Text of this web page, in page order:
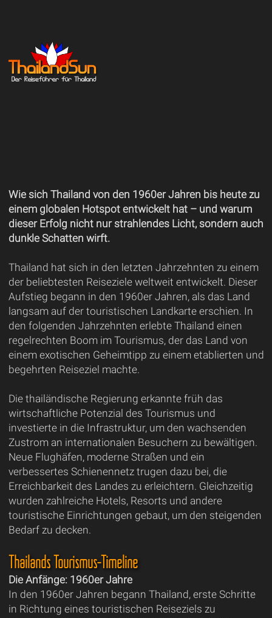
Wie sich Thailand von den 1960er Jahren bis heute zu
einem globalen Hotspot entwickelt hat – und warum
dieser Erfolg nicht nur strahlendes Licht, sondern auch
dunkle Schatten wirft.
Thailand hat sich in den letzten Jahrzehnten zu einem
der beliebtesten Reiseziele weltweit entwickelt. Dieser
Aufstieg begann in den 1960er Jahren, als das Land
langsam auf der touristischen Landkarte erschien. In
den folgenden Jahrzehnten erlebte Thailand einen
regelrechten Boom im Tourismus, der das Land von
einem exotischen Geheimtipp zu einem etablierten und
begehrten Reiseziel machte.
Die thailändische Regierung erkannte früh das
wirtschaftliche Potenzial des Tourismus und
investierte in die Infrastruktur, um den wachsenden
Zustrom an internationalen Besuchern zu bewältigen.
Neue Flughäfen, moderne Straßen und ein
verbessertes Schienennetz trugen dazu bei, die
Erreichbarkeit des Landes zu erleichtern. Gleichzeitig
wurden zahlreiche Hotels, Resorts und andere
touristische Einrichtungen gebaut, um den steigenden
Bedarf zu decken.
Thailands Tourismus-Timeline
Die Anfänge: 1960er Jahre
In den 1960er Jahren begann Thailand, erste Schritte
in Richtung eines touristischen Reiseziels zu